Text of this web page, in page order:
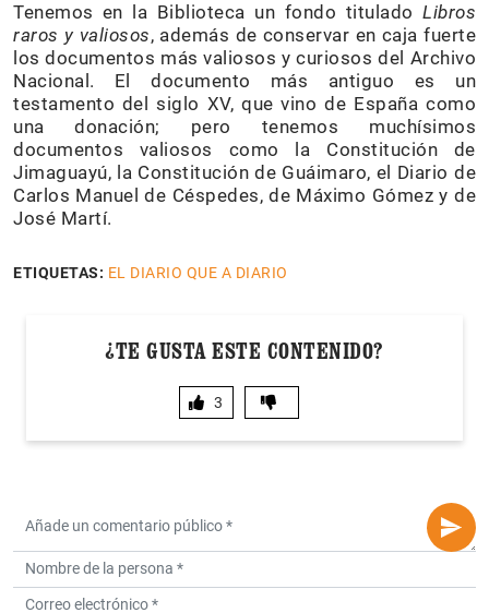
Tenemos en la Biblioteca un fondo titulado Libros
raros y valiosos, además de conservar en caja fuerte
los documentos más valiosos y curiosos del Archivo
Nacional. El documento más antiguo es un
testamento del siglo XV, que vino de España como
una donación; pero tenemos muchísimos
documentos valiosos como la Constitución de
Jimaguayú, la Constitución de Guáimaro, el Diario de
Carlos Manuel de Céspedes, de Máximo Gómez y de
José Martí.
ETIQUETAS: EL DIARIO QUE A DIARIO
¿TE GUSTA ESTE CONTENIDO?
3